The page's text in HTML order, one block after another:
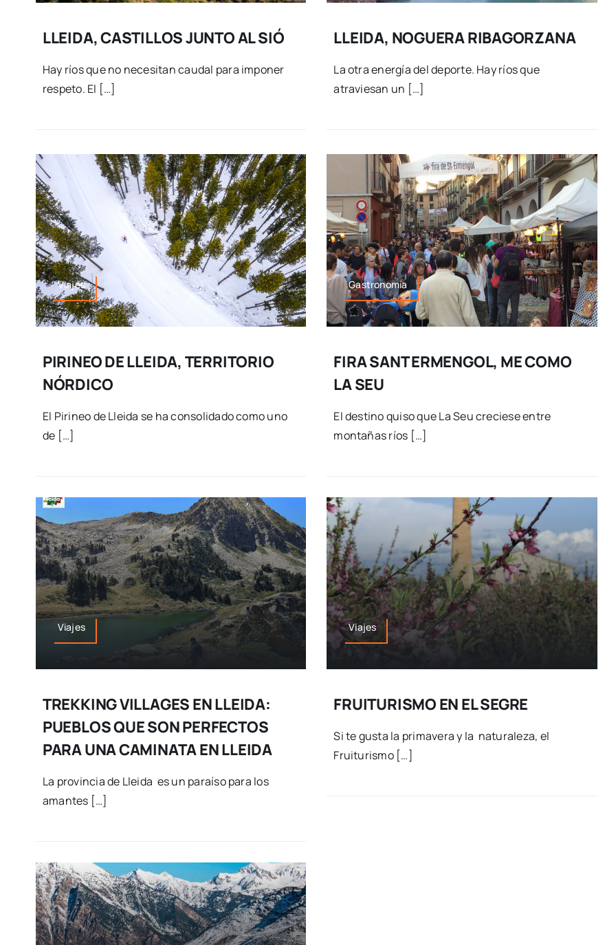
LLEIDA, CASTILLOS JUNTO AL SIÓ
Hay ríos que no necesitan caudal para imponer
respeto. El […]
LLEIDA, NOGUERA RIBAGORZANA
La otra energía del deporte. Hay ríos que
atraviesan un […]
Viajes
PIRINEO DE LLEIDA, TERRITORIO
NÓRDICO
El Pirineo de Lleida se ha consolidado como uno
de […]
Gastronomía
FIRA SANT ERMENGOL, ME COMO
LA SEU
El destino quiso que La Seu creciese entre
montañas ríos […]
Viajes
TREKKING VILLAGES EN LLEIDA:
PUEBLOS QUE SON PERFECTOS
PARA UNA CAMINATA EN LLEIDA
La provincia de Lleida es un paraíso para los
amantes […]
Viajes
FRUITURISMO EN EL SEGRE
Si te gusta la primavera y la naturaleza, el
Fruiturismo […]